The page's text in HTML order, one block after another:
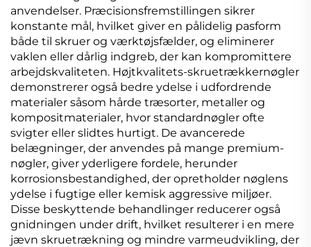
anvendelser. Præcisionsfremstillingen sikrer
konstante mål, hvilket giver en pålidelig pasform
både til skruer og værktøjsfælder, og eliminerer
vaklen eller dårlig indgreb, der kan kompromittere
arbejdskvaliteten. Højtkvalitets-skruetrækkernøgler
demonstrerer også bedre ydelse i udfordrende
materialer såsom hårde træsorter, metaller og
kompositmaterialer, hvor standardnøgler ofte
svigter eller slidtes hurtigt. De avancerede
belægninger, der anvendes på mange premium-
nøgler, giver yderligere fordele, herunder
korrosionsbestandighed, der opretholder nøglens
ydelse i fugtige eller kemisk aggressive miljøer.
Disse beskyttende behandlinger reducerer også
gnidningen under drift, hvilket resulterer i en mere
jævn skruetrækning og mindre varmeudvikling, der